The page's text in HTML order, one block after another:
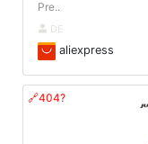
Pre..
DE
aliexpress
🔗404?